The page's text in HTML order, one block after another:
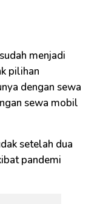
menjadi
pilihan
dengan sewa
sewa mobil
setelah dua
pandemi